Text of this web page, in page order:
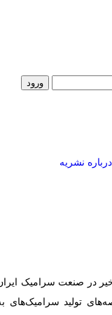
نشریه
در صنعت سرامیک ایران
تولید سرامیک‌های به